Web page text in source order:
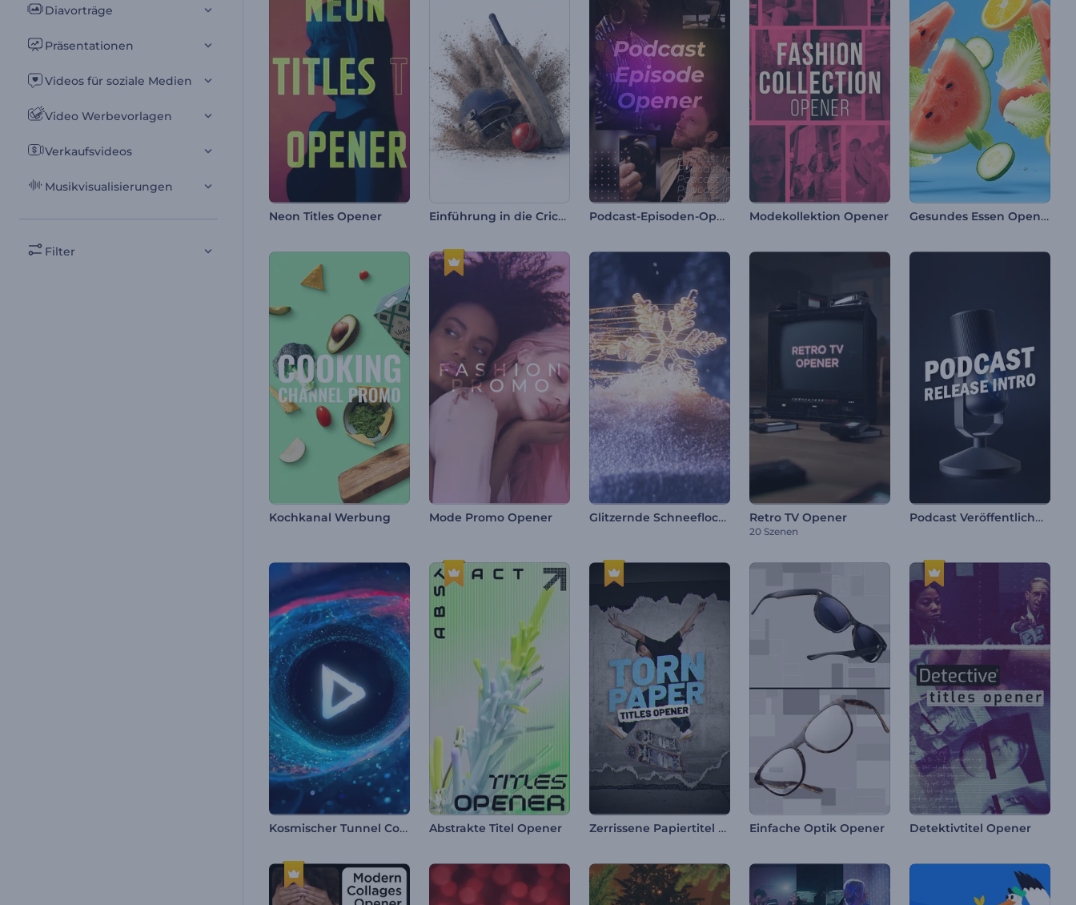
Diavorträge
Präsentationen
Videos für soziale Medien
Video Werbevorlagen
Verkaufsvideos
Musikvisualisierungen
Filter
Neon Titles Opener Einführung in die Cricket-Ausrüstung Podcast-Episoden-Opener Modekollektion Opener Gesundes Essen Opener
Kochkanal Werbung Mode Promo Opener Glitzernde Schneeflocke Intro Retro TV Opener
20 Szenen
Podcast Veröffentlichung Intro
Kosmischer Tunnel Countdown Intro Abstrakte Titel Opener Zerrissene Papiertitel Opener Einfache Optik Opener Detektivtitel Opener